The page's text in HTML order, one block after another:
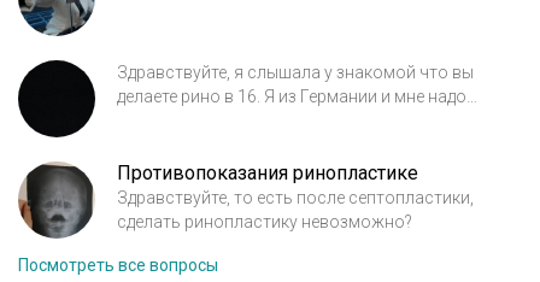
Здравствуйте, я слышала у знакомой что вы
делаете рино в 16. Я из Германии и мне надо
работы?
Противопоказания ринопластике
Здравствуйте, то есть после септопластики,
сделать ринопластику невозможно?
Посмотреть все вопросы